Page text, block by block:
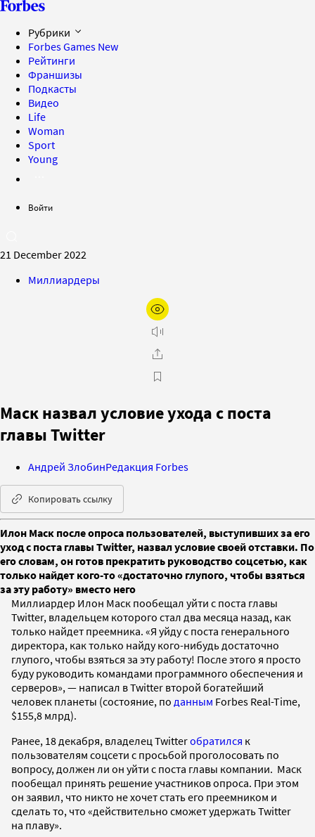
Рубрики
Forbes Games New
Рейтинги
Франшизы
Подкасты
Видео
Life
Woman
Sport
Young
Войти
21 December 2022
Миллиардеры
Маск назвал условие ухода с поста
главы Twitter
Андрей ЗлобинРедакция Forbes
Копировать ссылку
Илон Маск после опроса пользователей, выступивших за его
уход с поста главы Twitter, назвал условие своей отставки. По
его словам, он готов прекратить руководство соцсетью, как
только найдет кого-то «достаточно глупого, чтобы взяться
за эту работу» вместо него
Миллиардер Илон Маск пообещал уйти с поста главы
Twitter, владельцем которого стал два месяца назад, как
только найдет преемника. «Я уйду с поста генерального
директора, как только найду кого-нибудь достаточно
глупого, чтобы взяться за эту работу! После этого я просто
буду руководить командами программного обеспечения и
серверов», — написал в Twitter второй богатейший
человек планеты (состояние, по данным Forbes Real-Time,
$155,8 млрд).
Ранее, 18 декабря, владелец Twitterобратился к
пользователям соцсети с просьбой проголосовать по
вопросу, должен ли он уйти с поста главы компании. Маск
пообещал принять решение участников опроса. При этом
он заявил, что никто не хочет стать его преемником и
сделать то, что «действительно сможет удержать Twitter
на плаву».